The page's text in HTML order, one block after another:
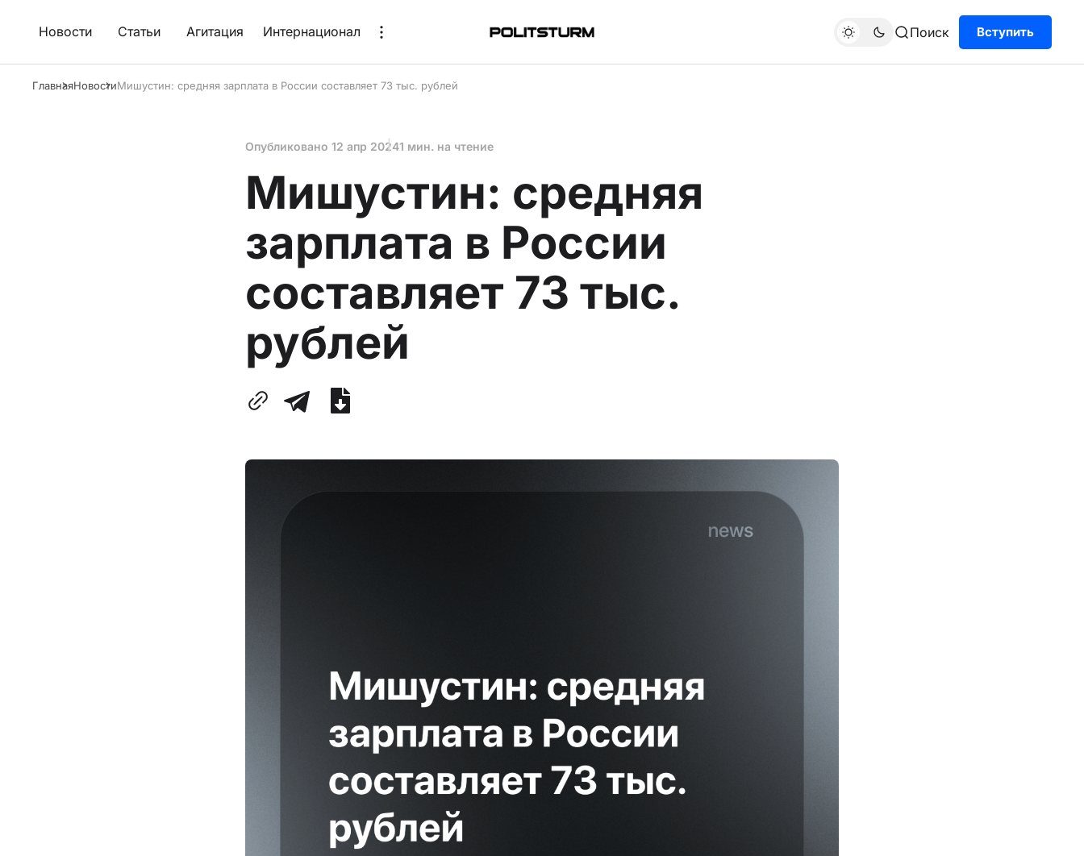
Новости Статьи Агитация Интернационал Поиск Вступить
ГлавнаяНовостиМишустин: средняя зарплата в России составляет 73 тыс. рублей
Опубликовано 12 апр 20241 мин. на чтение
Мишустин: средняя
зарплата в России
составляет 73 тыс.
рублей